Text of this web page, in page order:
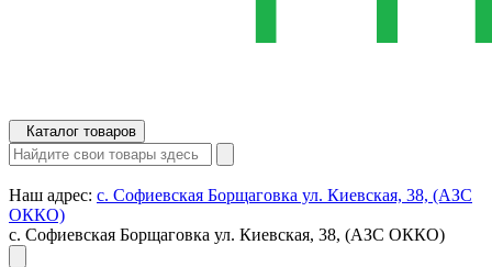
Каталог товаров
Наш адрес: с. Софиевская Борщаговка ул. Киевская, 38, (АЗС
ОККО)
с. Софиевская Борщаговка ул. Киевская, 38, (АЗС ОККО)